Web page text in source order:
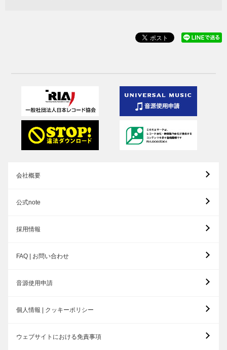
会社概要
公式note
採用情報
FAQ | お問い合わせ
音源使用申請
個人情報 | クッキーポリシー
ウェブサイトにおける免責事項